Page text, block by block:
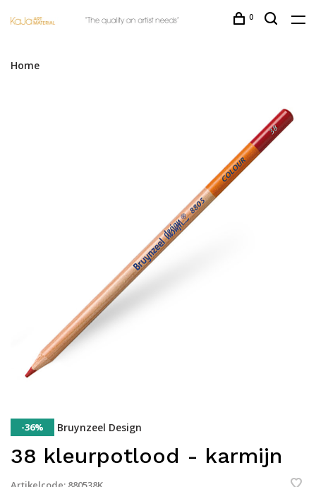
0
Home
-36% Bruynzeel Design
38 kleurpotlood - karmijn